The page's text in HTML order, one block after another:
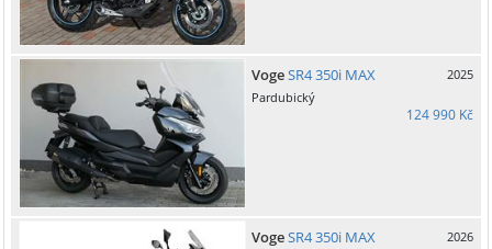
VogeSR4 350i MAX
2025
Pardubický
124 990 Kč
VogeSR4 350i MAX
2026